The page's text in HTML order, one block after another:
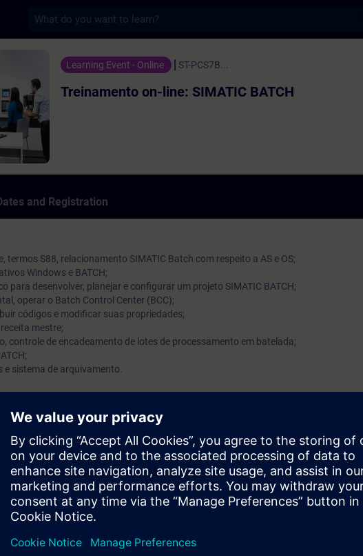
on-line: SIMATIC BATCH - Training -
Learning Event - Online ST-PCS7B...
Treinamento on-line: SIMATIC BATCH
and Registration
termos S88, relacionamento SIMATIC Batch com respeito a AS e OS;
Windows e BATCH;
para desenvolver, planejar e configurar um projeto SIMATIC BATCH;
operar o Batch Control Center (BCC);
códigos e modificar suas propriedades;
mestre;
controle de encadeamento de lotes de processamento em batelada;
e sistema de arquivamento.
para gerentes de projeto, engenheiros de comissionamento e usuários de PCS 7 em
sobre os fundamentos de processos de produção de bateladas do SIMATIC
ST-PCS7SYS (Online ou Presencial) é recomendada
de engenharia de controle de processo
na configuração do SIMATIC PCS 7